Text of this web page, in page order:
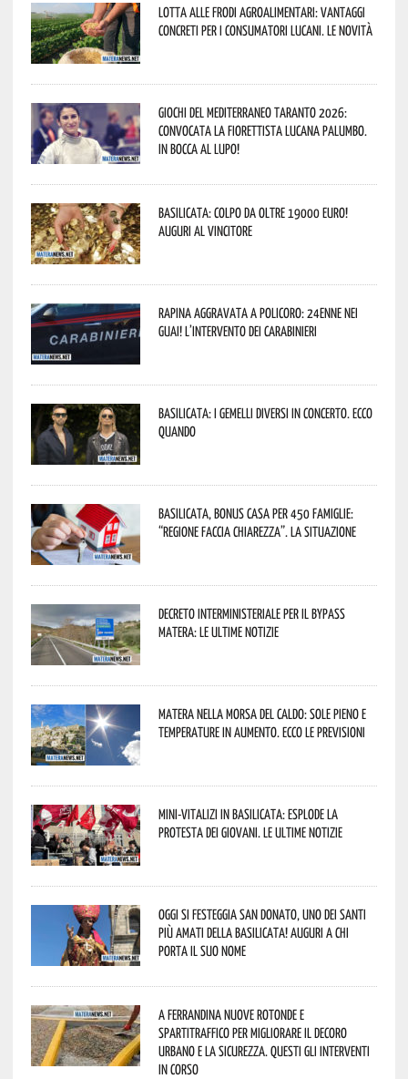
Lotta alle frodi agroalimentari: vantaggi
concreti per i consumatori lucani. Le novità
Giochi del Mediterraneo Taranto 2026:
convocata la fiorettista lucana Palumbo.
In bocca al lupo!
Basilicata: colpo da oltre 19000 Euro!
Auguri al vincitore
Rapina aggravata a Policoro: 24enne nei
guai! L’intervento dei Carabinieri
Basilicata: i Gemelli DiVersi in concerto. Ecco
quando
Basilicata, Bonus casa per 450 famiglie:
“Regione faccia chiarezza”. La situazione
Decreto interministeriale per il Bypass
Matera: le ultime notizie
Matera nella morsa del caldo: sole pieno e
temperature in aumento. Ecco le previsioni
Mini-vitalizi in Basilicata: esplode la
protesta dei giovani. Le ultime notizie
Oggi si festeggia San Donato, uno dei Santi
più amati della Basilicata! Auguri a chi
porta il suo nome
A Ferrandina nuove rotonde e
spartitraffico per migliorare il decoro
urbano e la sicurezza. Questi gli interventi
in corso